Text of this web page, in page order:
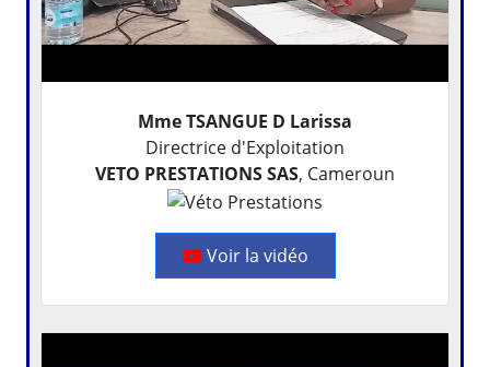
Mme TSANGUE D Larissa
Directrice d'Exploitation
VETO PRESTATIONS SAS, Cameroun
Voir la vidéo